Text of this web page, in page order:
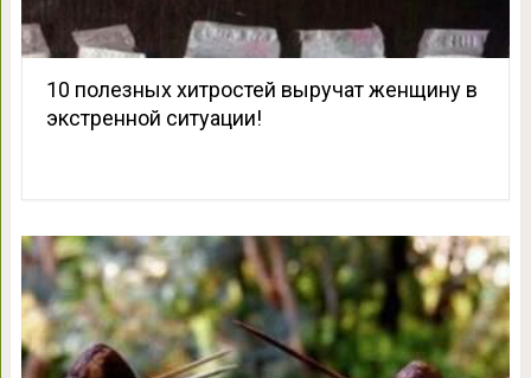
10 полезных хитростей выручат женщину в
экстренной ситуации!